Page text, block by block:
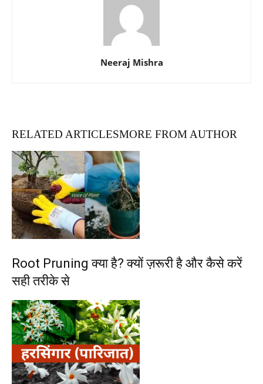
Neeraj Mishra
RELATED ARTICLESMORE FROM AUTHOR
Root Pruning क्या है? क्यों ज़रूरी है और कैसे करें
सही तरीके से